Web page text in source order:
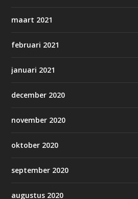
maart 2021
februari 2021
januari 2021
december 2020
november 2020
oktober 2020
september 2020
augustus 2020